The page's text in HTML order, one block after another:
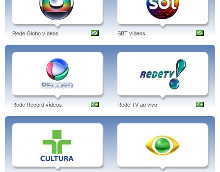
Rede Globo vídeos SBT vídeos
Rede Record vídeos Rede TV ao vivo